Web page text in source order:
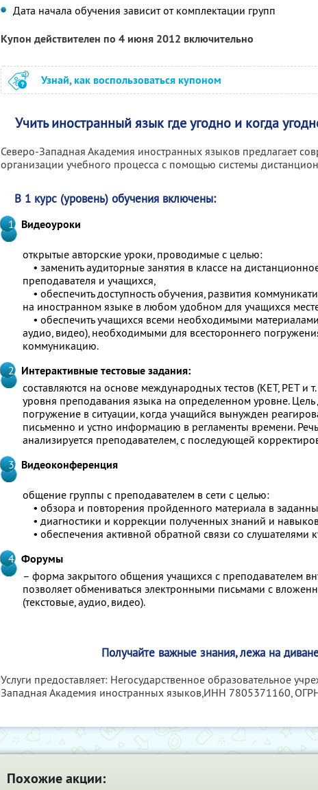
Дата начала обучения зависит от комплектации групп
Купон действителен по 4 июня 2012 включительно
Узнай, как воспользоваться купоном
Учить иностранный язык где угодно и когда
Северо-Западная Академия иностранных языков предлагает
организации учебного процесса с помощью системы
В 1 курс (уровень) обучения включены:
Видеоуроки
открытые авторские уроки, проводимые с целью:
• заменить аудиторные занятия в классе на
преподавателя и учащихся,
• обеспечить доступность обучения, развития
на иностранном языке в любом удобном для учащихся
• обеспечить учащихся всеми необходимыми
аудио, видео), необходимыми для всестороннего
коммуникацию.
Интерактивные тестовые задания:
составляются на основе международных тестов (KET, PET и
уровня преподавания языка на определенном уровне.
погружение в ситуации, когда учащийся вынужден
письменно и устно информацию в регламенты времени.
анализируется преподавателем, с последующей
Видеоконференция
общение группы с преподавателем в сети с целью:
• обзора и повторения пройденного материала в
• диагностики и коррекции полученных знаний и
• обеспечения активной обратной связи со слушателями
Форумы
– форма закрытого общения учащихся с преподавателем
позволяет обмениваться электронными письмами с
(текстовые, аудио, видео).
Получайте важные знания, лежа на
Услуги предоставляет: Негосударственное образовательное
Западная Академия иностранных языков,ИНН 7805371160,
Похожие акции: